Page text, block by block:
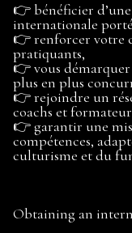
👉 bénéficier
internationale
👉 renforcer votre
pratiquants,
👉 vous
plus en plus
👉 rejoindre un
coachs et
👉 garantir une
compétences,
culturisme et du
Obtaining an